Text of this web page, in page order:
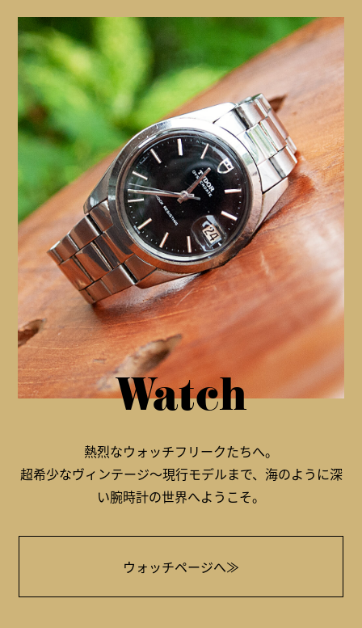
Watch
熱烈なウォッチフリークたちへ。
超希少なヴィンテージ～現行モデルまで、海のように深
い腕時計の世界へようこそ。
ウォッチページへ≫